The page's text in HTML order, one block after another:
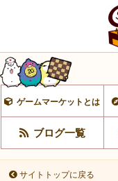
ゲームマーケットとは
ブログ一覧
サイトトップに戻る